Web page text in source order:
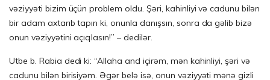
vəziyyəti bizim üçün problem oldu. Şəri, kahinliyi və cadunu bilən
bir adam axtarıb tapın ki, onunla danışsın, sonra da gəlib bizə
onun vəziyyətini açıqlasın!” – dedilər.
Utbe b. Rabia dedi ki: “Allaha and içirəm, mən kahinliyi, şəri və
cadunu bilən birisiyəm. Əgər belə isə, onun vəziyyəti mənə gizli